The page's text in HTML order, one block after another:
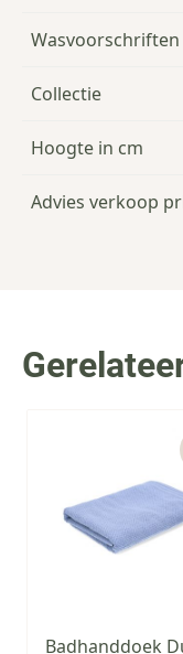
Wasvoorschriften
Collectie
Hoogte in cm
Advies verkoop
Badhanddoek